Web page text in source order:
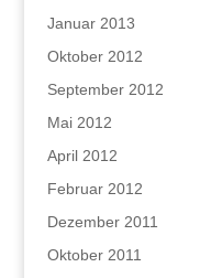
Januar 2013
Oktober 2012
September 2012
Mai 2012
April 2012
Februar 2012
Dezember 2011
Oktober 2011